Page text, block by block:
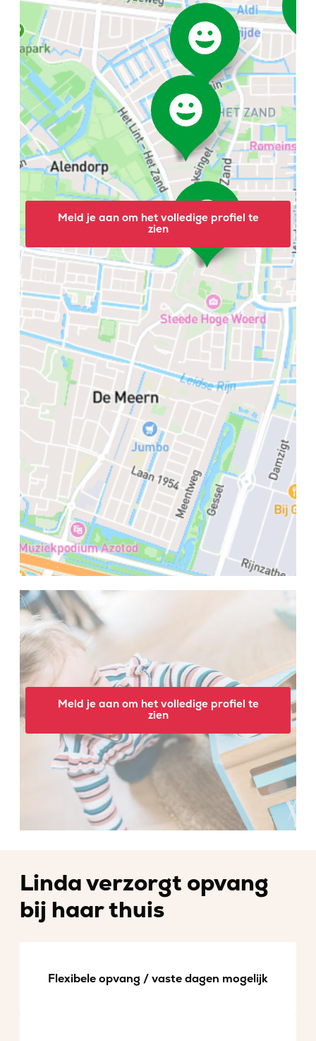
Meld je aan om het volledige profiel te
zien
Meld je aan om het volledige profiel te
zien
Linda verzorgt opvang
bij haar thuis
Flexibele opvang / vaste dagen mogelijk